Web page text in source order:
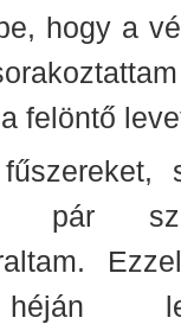
hogy a
felöntő
pár